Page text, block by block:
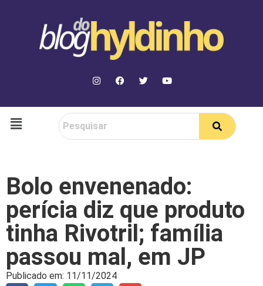
Bolo envenenado:
perícia diz que produto
tinha Rivotril; família
passou mal, em JP
Publicado em: 11/11/2024